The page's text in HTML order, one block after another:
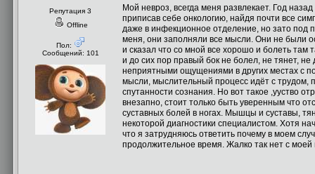
Репутация 3
Offline
Пол:
Сообщений: 101
Мой невроз, всегда меня развлекает. Год
приписав себе онкологию, найдя почти все
даже в инфекционное отделение, но зато под
меня, они заполняли все мысли. Они не были
и сказал что со мной все хорошо и болеть там
и до сих пор правый бок не болел, не тянет,
неприятными ощущениями в других местах с
мысли, мыслительный процесс идёт с трудом,
спутанности сознания. Но вот такое ,ууство
внезапно, стоит только быть уверенным что
суставных болей в ногах. Мышцы и суставы,
некоторой диагностики специалистом. Хотя
что я затрудняюсь ответить почему в моем
продолжительное время. Жалко так нет с